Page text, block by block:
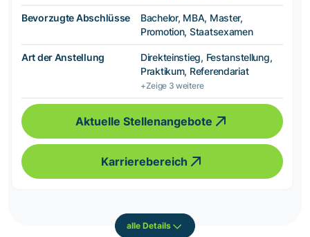
Bevorzugte Abschlüsse
Bachelor, MBA, Master,
Promotion, Staatsexamen
Art der Anstellung
Direkteinstieg, Festanstellung,
Praktikum, Referendariat
+Zeige 3 weitere
Aktuelle Stellenangebote
Karrierebereich
alle Details